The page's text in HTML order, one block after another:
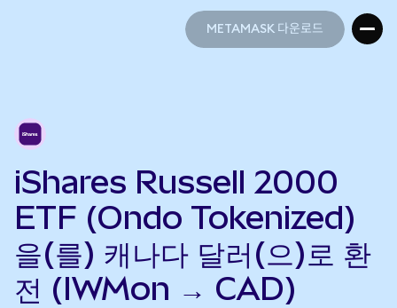
METAMASK 다운로드
iShares Russell 2000
ETF (Ondo Tokenized)
을(를) 캐나다 달러(으)로 환
전 (IWMon → CAD)